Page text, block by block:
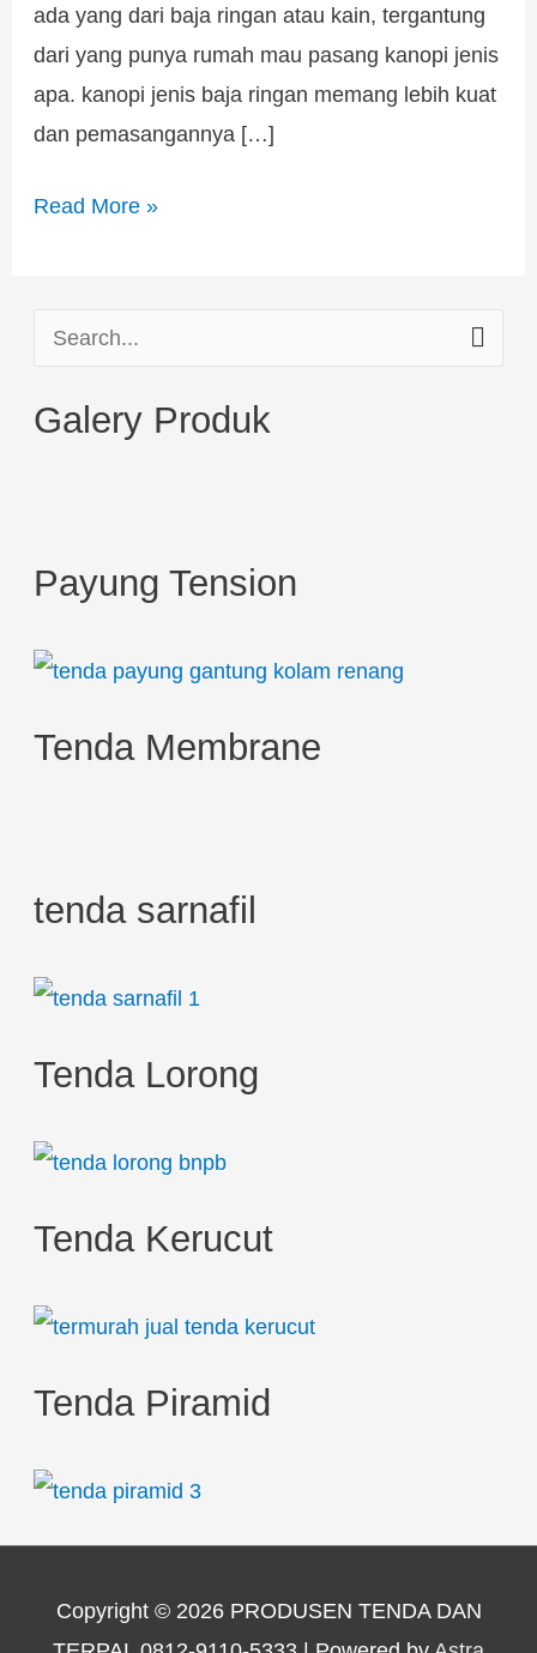
ada yang dari baja ringan atau kain, tergantung
dari yang punya rumah mau pasang kanopi jenis
apa. kanopi jenis baja ringan memang lebih kuat
dan pemasangannya […]
Read More »
a
f
o
:
Galery Produk
Payung Tension
Tenda Membrane
tenda sarnafil
Tenda Lorong
Tenda Kerucut
Tenda Piramid
Copyright © 2026 PRODUSEN TENDA DAN